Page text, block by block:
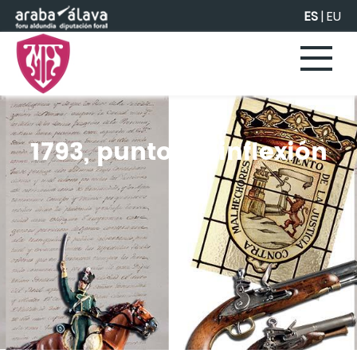
Saltar al contenido principal ES|EU
1793, punto de inflexión